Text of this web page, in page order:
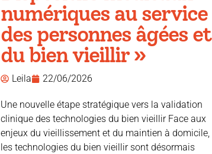
numériques au service
des personnes âgées et
du bien vieillir »
Leila 22/06/2026
Une nouvelle étape stratégique vers la validation
clinique des technologies du bien vieillir Face aux
enjeux du vieillissement et du maintien à domicile,
les technologies du bien vieillir sont désormais